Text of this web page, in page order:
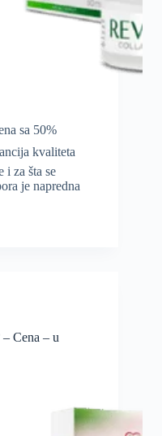
sa 50%
kvaliteta
i za šta se
je napredna
Cena – u